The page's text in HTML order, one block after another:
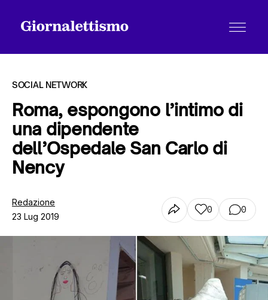
Tutti gli articoli
Chi siamo
Contatti
SOCIAL NETWORK
Roma, espongono l’intimo di
una dipendente
dell’Ospedale San Carlo di
Nency
Redazione
23 Lug 2019
0 0